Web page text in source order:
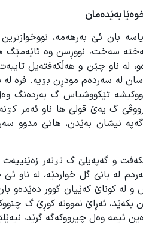
بەێدەمان
بان ئێ بەرهەمە،
سەخت، نووڕسن وه
لە ناو چێن و هەڵکەفتەیل
لە سەردەم مودڕن بۊیە. فرە
تێکووشیاس گ بەردەنگ
گ یەێ قولێ ها ناو ئەمر
نیشان بەێدن، هاتێ مدوو
و گەپەیلێ گ نۊنەر
لە بانێ گل خواردێە، لە ناو
لە کوناێ کەێیان گوور دەێدەو
بکەێد، ئەڕاێ نموونە کوڕێ گ
ئیمە وەل چیرووکەگە گرێد،